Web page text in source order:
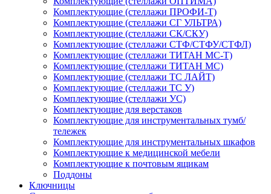
Комплектующие (стеллажи ПРОФИ-Т)
Комплектующие (стеллажи СГ УЛЬТРА)
Комплектующие (стеллажи СК/СКУ)
Комплектующие (стеллажи СТФ/СТФУ/СТФЛ)
Комплектующие (стеллажи ТИТАН МС-Т)
Комплектующие (стеллажи ТИТАН МС)
Комплектующие (стеллажи ТС ЛАЙТ)
Комплектующие (стеллажи ТС У)
Комплектующие (стеллажи УС)
Комплектующие для верстаков
Комплектующие для инструментальных тумб/
тележек
Комплектующие для инструментальных шкафов
Комплектующие к медицинской мебели
Комплектующие к почтовым ящикам
Поддоны
Ключницы